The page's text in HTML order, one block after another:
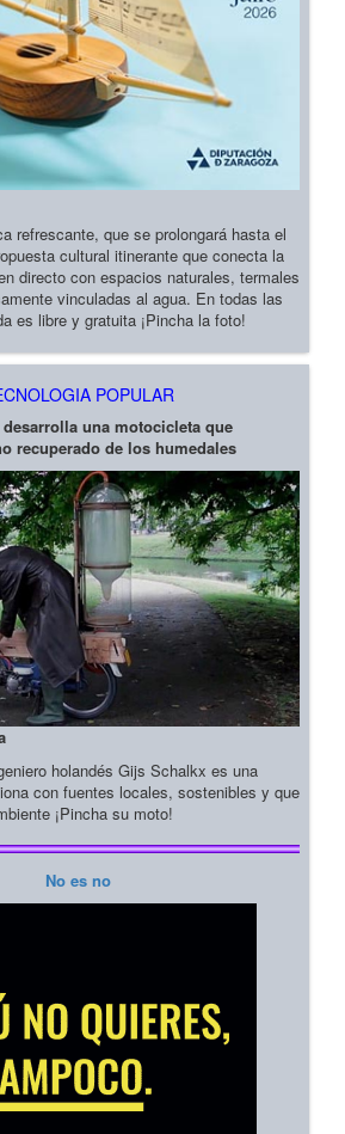
que se prolongará hasta el
cultural itinerante que conecta la
directo con espacios naturales, termales
vinculadas al agua. En todas las
es libre y gratuita ¡Pincha la foto!
POPULAR
una motocicleta que
recuperado de los humedales
holandés Gijs Schalkx es una
con fuentes locales, sostenibles y que
¡Pincha su moto!
No es no